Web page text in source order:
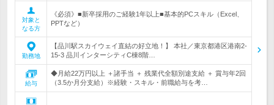
対象と
なる方
《必須》■新卒採用のご経験1年以上■基本的PCスキル（Excel、
PPTなど）
勤務地
【品川駅スカイウェイ直結の好立地！】 本社／東京都港区港南2-
15-3 品川インターシティC棟8階…
給与
◆月給22万円以上 ＋諸手当 ＋ 残業代全額別途支給 ＋ 賞与年2回
（3.5か月分支給）※経験・スキル・前職給与を考…